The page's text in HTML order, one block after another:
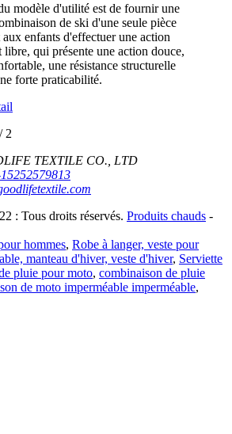
modèle d'utilité est de fournir une
de ski d'une seule pièce
enfants d'effectuer une action
libre, qui présente une action douce,
une résistance structurelle
forte praticabilité.
2
TEXTILE CO., LTD
: Tous droits réservés. Produits chauds -
hommes, Robe à langer, veste pour
manteau d'hiver, veste d'hiver, Serviette
pluie pour moto, combinaison de pluie
de moto imperméable imperméable,